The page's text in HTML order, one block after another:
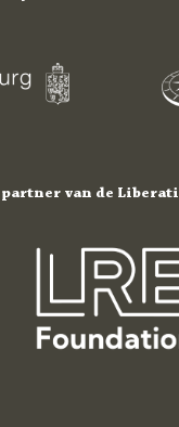
partner van de